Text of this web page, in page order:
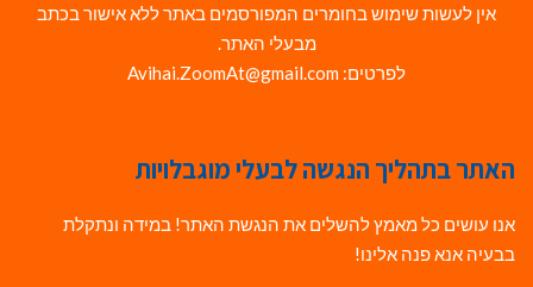
אין לעשות שימוש בחומרים המפורסמים באתר ללא אישור בכתב
מבעלי האתר.
לפרטים: Avihai.ZoomAt@gmail.com
האתר בתהליך הנגשה לבעלי מוגבלויות
אנו עושים כל מאמץ להשלים את הנגשת האתר! במידה ונתקלת
בבעיה אנא פנה אלינו!